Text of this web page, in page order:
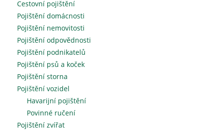
Cestovní pojištění
Pojištění domácnosti
Pojištění nemovitosti
Pojištění odpovědnosti
Pojištění podnikatelů
Pojištění psů a koček
Pojištění storna
Pojištění vozidel
Havarijní pojištění
Povinné ručení
Pojištění zvířat